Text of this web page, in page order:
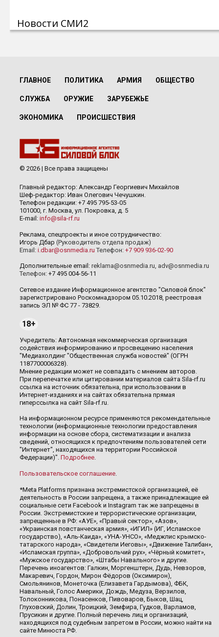
Новости СМИ2
ГЛАВНОЕ ПОЛИТИКА АРМИЯ ОБЩЕСТВО
СЛУЖБА ОРУЖИЕ ЗАРУБЕЖЬЕ
ЭКОНОМИКА ПРОИСШЕСТВИЯ
© 2026 | Все права защищены
Главный редактор: Александр Георгиевич Михайлов
Шеф-редактор: Иван Олегович Чечушкин.
Телефон редакции: +7 495 795-53-05
101000, г. Москва, ул. Покровка, д. 5
E-mail: info@sila-rf.ru
Реклама, спецпроекты и иное сотрудничество:
Игорь Дбар (Руководитель отдела продаж)
Email: i.dbar@osnmedia.ru Телефон: +7 909 936-02-90
Дополнительные email: reklama@osnmedia.ru adv@osnmedia.ru
Телефон: +7 495 004-56-11
Сетевое издание Информационное агентство "Силовой блок"
зарегистрировано Роскомнадзором 05.10.2018, реестровая
запись ЭЛ № ФС 77 - 73829.
18+
Учредитель: Автономная некоммерческая организация
содействия информированию и просвещению населения
"Медиахолдинг "Общественная служба новостей" (ОГРН
1187700006328).
Мнение редакции может не совпадать с мнением авторов.
При перепечатке или цитировании материалов сайта Sila-rf.ru
ссылка на источник обязательна, при использовании в
Интернет-изданиях и на сайтах обязательна прямая
гиперссылка на сайт Sila-rf.ru.
На информационном ресурсе применяются рекомендательные
технологии (информационные технологии предоставления
информации на основе сбора, систематизации и анализа
сведений, относящихся к предпочтениям пользователей сети
"Интернет", находящихся на территории Российской
Федерации)". Подробнее
Пользовательское соглашение
*Meta Platforms признана экстремистской организацией, её
деятельность в России запрещена, а также принадлежащие ей
социальные сети Facebook и Instagram так же запрещены в
России. Экстремистские и террористические организации,
запрещенные в РФ: «АУЕ», «Правый сектор», «Азов»,
«Украинская повстанческая армия», «ИГИЛ» (ИГ, Исламское
государство), «Аль-Каида», «УНА-УНСО», «Меджлис крымско-
татарского народа», «Свидетели Иеговы», «Движение Талибан»,
«Исламская группа», «Добровольчий рух», «Чёрный комитет»,
«Мужское государство», «Штабы Навального» и другие.
Перечень иноагентов: Галкин, Моргенштерн, Дудь, Невзоров,
Макаревич, Гордон, Мирон Фёдоров (Оксимирон),
Смольянинов, Монеточка (Елизавета Гардымова), ФБК,
Навальный, Голос Америки, Дождь, Медуза, Верзилов,
Толоконникова, Понасенков, Пивоваров, Быков, Шац,
Глуховский, Долин, Троицкий, Земфира, Гудков, Варламов,
Прусикин и другие. Полный перечень лиц и организаций,
находящихся под судебным запретом в России, можно найти на
сайте Минюста РФ.